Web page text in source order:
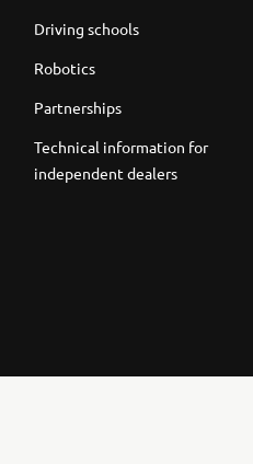
Driving schools
Robotics
Partnerships
Technical information for
independent dealers